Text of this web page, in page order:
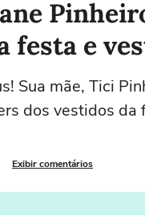
festa e
Sua mãe, Tici
dos vestidos da
Exibir comentários